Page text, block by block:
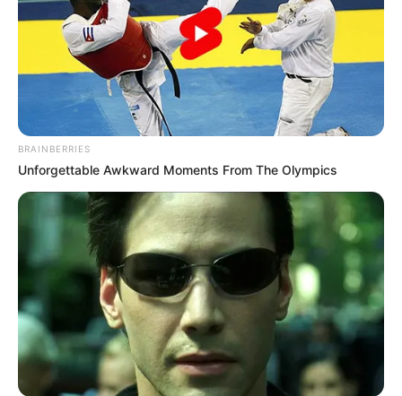
BRAINBERRIES
Unforgettable Awkward Moments From The Olympics